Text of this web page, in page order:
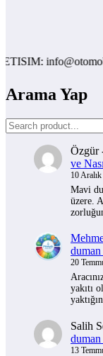
Arama Yap
Özgür
ve
10
Mavi
üzere.
20
yakıtı
Salih
13